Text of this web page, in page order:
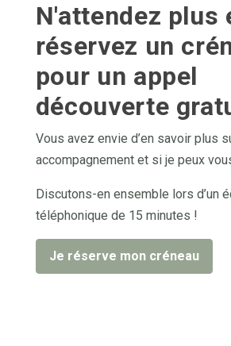
N'attendez plus
réservez un
pour un appel
découverte
Vous avez envie d’en savoir plus
accompagnement et si je peux
Discutons-en ensemble lors d’un
téléphonique de 15 minutes !
Je réserve mon créneau